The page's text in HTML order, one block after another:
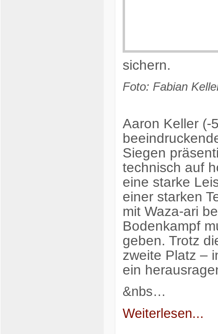
sichern.
Foto: Fabian
Aaron Keller (-
Siegen
technisch auf
eine starke
einer starken
mit Waza-ari
Bodenkampf
geben. Trotz
zweite Platz –
ein
&nbs…
Weiterlesen...